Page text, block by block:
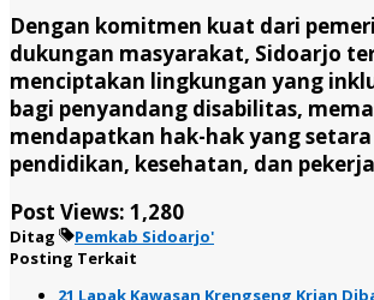
Dengan komitmen kuat dari
dukungan masyarakat, Sidoarjo
menciptakan lingkungan yang
bagi penyandang disabilitas,
mendapatkan hak-hak yang
pendidikan, kesehatan, dan
Post Views: 1,280
Ditag
Pemkab Sidoarjo'
Posting Terkait
21 Lapak Kawasan Krengseng Krian